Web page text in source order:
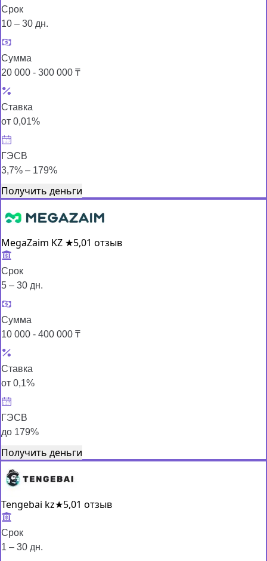
Срок
10 – 30 дн.
Сумма
20 000 - 300 000 ₸
Ставка
от 0,01%
ГЭСВ
3,7% – 179%
Получить деньги
MegaZaim KZ ★5,01 отзыв
Срок
5 – 30 дн.
Сумма
10 000 - 400 000 ₸
Ставка
от 0,1%
ГЭСВ
до 179%
Получить деньги
Tengebai kz★5,01 отзыв
Срок
1 – 30 дн.